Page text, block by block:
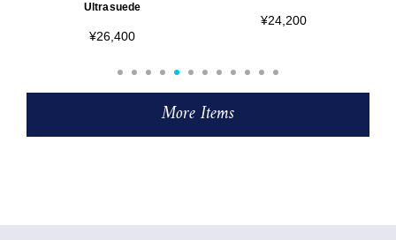
Ultrasuede
¥26,400
¥24,200
More Items